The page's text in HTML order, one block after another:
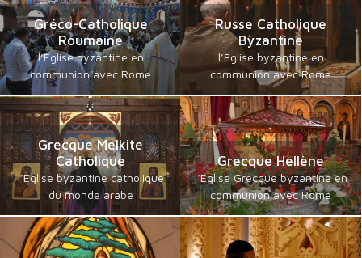
Gréco-Catholique
Roumaine
l’Eglise byzantine en
communion avec Rome
Russe Catholique
Byzantine
l’Eglise byzantine en
communion avec Rome
Grecque Melkite
Catholique
l’Eglise byzantine catholique
du monde arabe
Grecque Hellène
l’Eglise Grecque byzantine en
communion avec Rome